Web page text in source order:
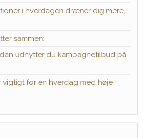
i hverdagen dræner dig mere,
sammen:
udnytter du kampagnetilbud på
vigtigt for en hverdag med høje